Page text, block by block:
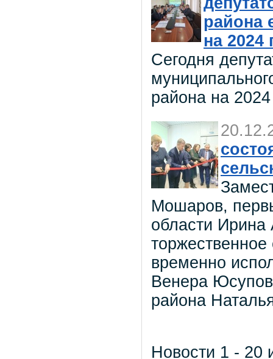
района
на 2024
Сегодня
района на
Мошаров,
области
торжественное
временно
Венера
района
Новости 1 - 20